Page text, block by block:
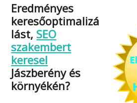
Eredményes
keresőoptimalizá
lást, SEO
szakembert
keresel
Jászberény és
környékén?